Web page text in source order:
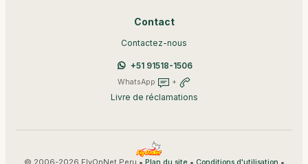
Contact
Contactez-nous
+51 91518-1506
WhatsApp +
Livre de réclamations
© 2006-2026 FlyOnNet Peru • • •